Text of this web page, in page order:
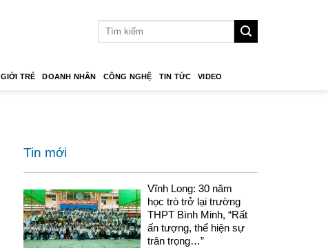
GIỚI TRẺ DOANH NHÂN CÔNG NGHỆ TIN TỨC VIDEO
Tin mới
Vĩnh Long: 30 năm
học trò trở lại trường
THPT Bình Minh, “Rất
ấn tượng, thể hiện sự
trân trọng…”